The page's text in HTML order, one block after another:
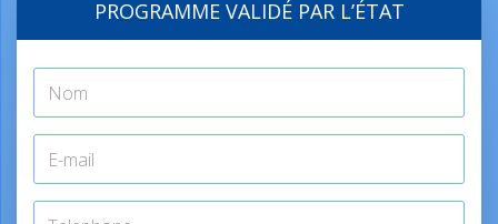
PROGRAMME VALIDÉ PAR L’ÉTAT